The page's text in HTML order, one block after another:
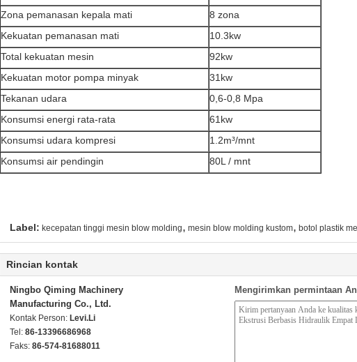
Zona pemanasan kepala mati
8 zona
Kekuatan pemanasan mati
10.3kw
Total kekuatan mesin
92kw
Kekuatan motor pompa minyak
31kw
Tekanan udara
0,6-0,8 Mpa
Konsumsi energi rata-rata
61kw
Konsumsi udara kompresi
1.2m³/mnt
Konsumsi air pendingin
80L / mnt
Label: kecepatan tinggi mesin blow molding, mesin blow molding kustom, botol plastik
Rincian kontak
Ningbo Qiming Machinery
Manufacturing Co., Ltd.
Kontak Person: Levi.Li
Tel: 86-13396686968
Faks: 86-574-81688011
Mengirimkan permintaan